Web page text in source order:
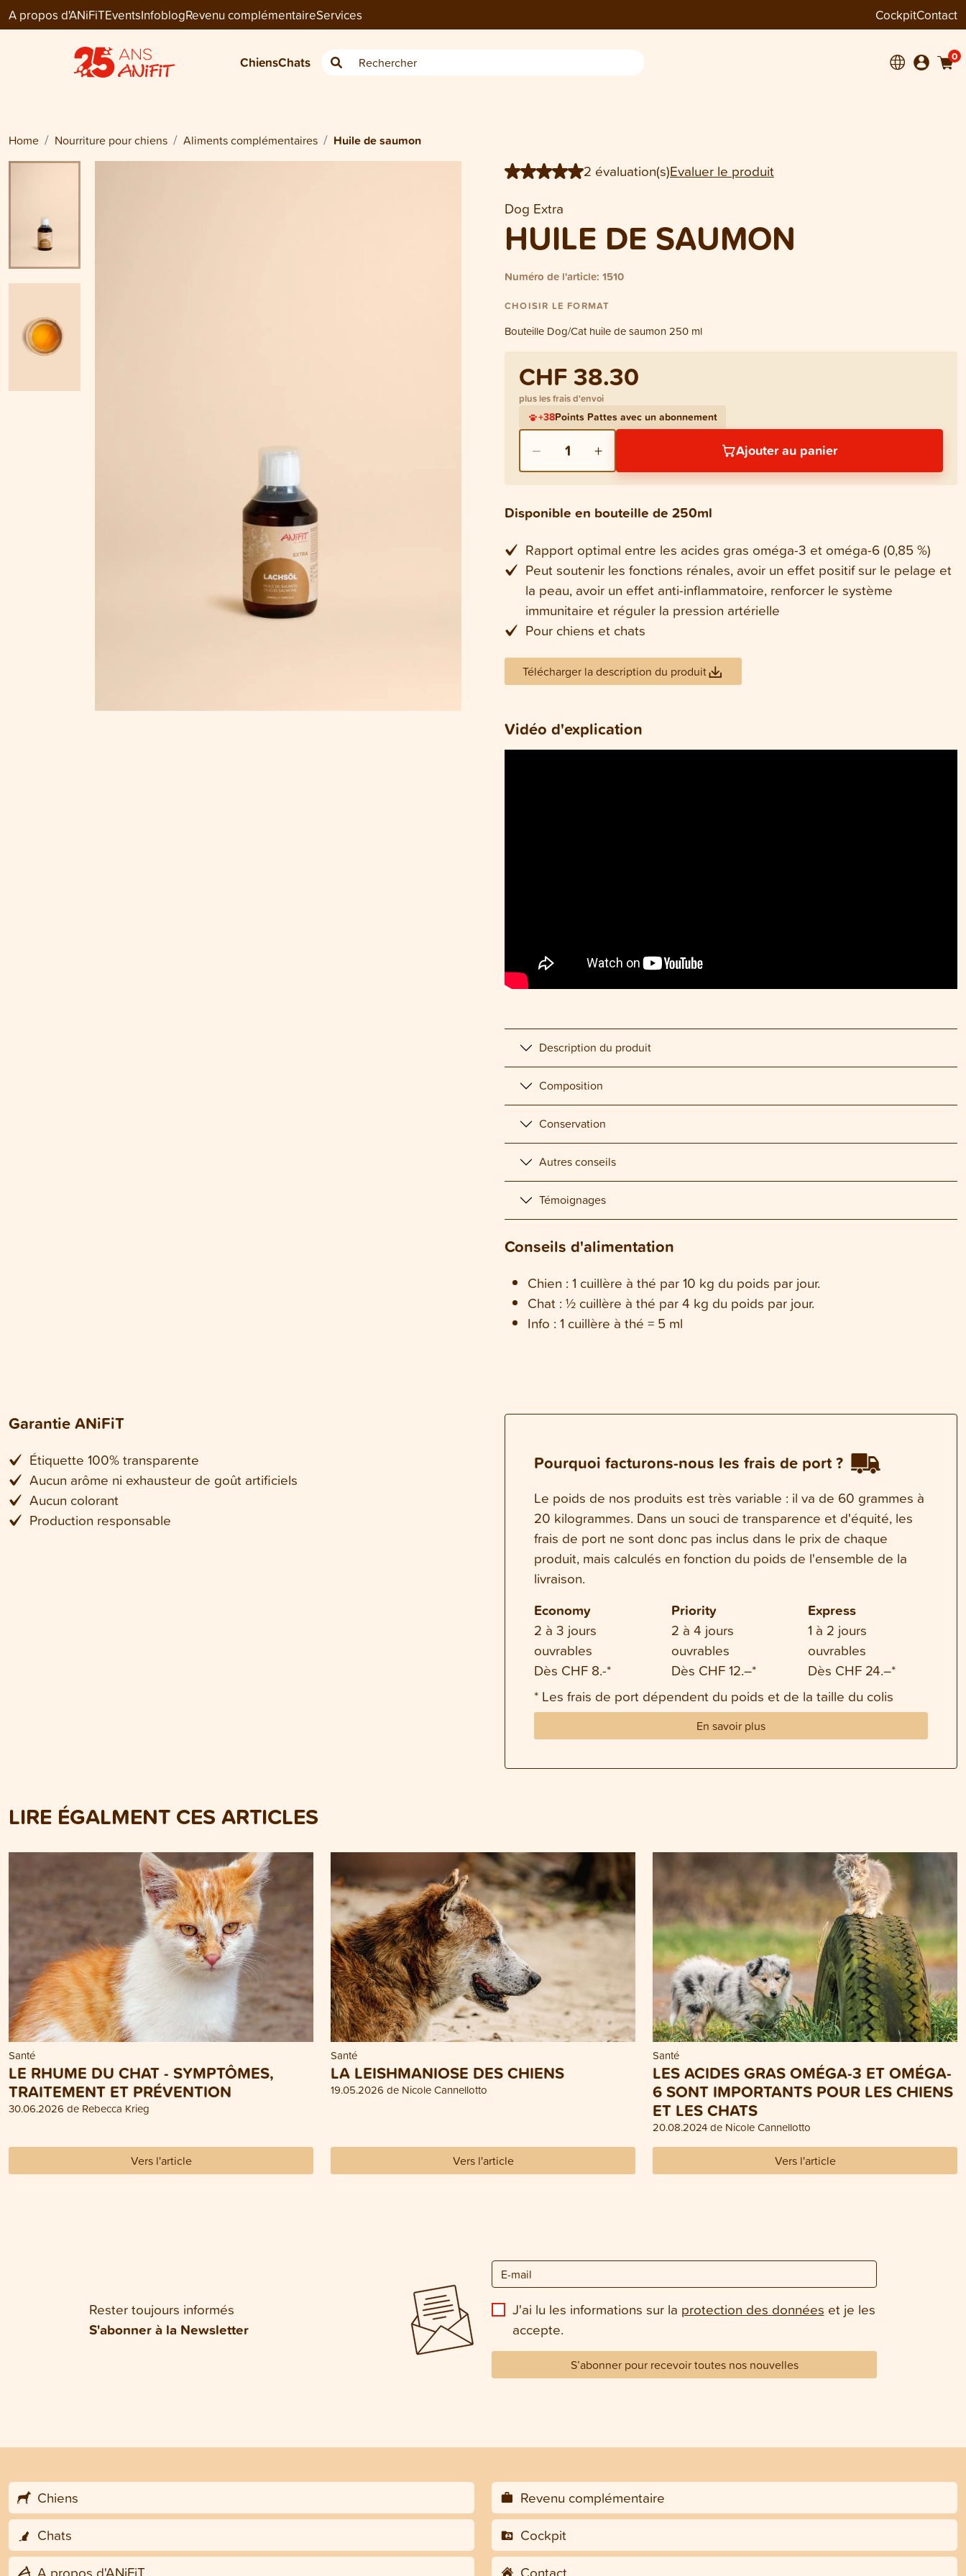
A propos d'ANiFiTEventsInfoblogRevenu complémentaireServices CockpitContact
ChiensChats 0
Dog Extra
HUILE DE SAUMON
CHF 38.30
Bouteille Dog/Cat huile de saumon 250 ml
Home Nourriture pour chiens Aliments complémentaires Huile de saumon
2 évaluation(s)Evaluer le produit
Dog Extra
HUILE DE SAUMON
Numéro de l'article: 1510
CHOISIR LE FORMAT
Bouteille Dog/Cat huile de saumon 250 ml
CHF 38.30
plus les frais d'envoi
+38Points Pattes avec un abonnement
− 1 + Ajouter au panier
Disponible en bouteille de 250ml
Rapport optimal entre les acides gras oméga-3 et oméga-6 (0,85 %)
Peut soutenir les fonctions rénales, avoir un effet positif sur le pelage et
la peau, avoir un effet anti-inflammatoire, renforcer le système
immunitaire et réguler la pression artérielle
Pour chiens et chats
Télécharger la description du produit
Vidéo d'explication
Description du produit
Composition
Conservation
Autres conseils
Témoignages
Conseils d'alimentation
Chien : 1 cuillère à thé par 10 kg du poids par jour.
Chat : ½ cuillère à thé par 4 kg du poids par jour.
Info : 1 cuillère à thé = 5 ml
Garantie ANiFiT
Étiquette 100% transparente
Aucun arôme ni exhausteur de goût artificiels
Aucun colorant
Production responsable
Pourquoi facturons-nous les frais de port ?
Le poids de nos produits est très variable : il va de 60 grammes à
20 kilogrammes. Dans un souci de transparence et d'équité, les
frais de port ne sont donc pas inclus dans le prix de chaque
produit, mais calculés en fonction du poids de l'ensemble de la
livraison.
Economy
2 à 3 jours
ouvrables
Dès CHF 8.-*
Priority
2 à 4 jours
ouvrables
Dès CHF 12.–*
Express
1 à 2 jours
ouvrables
Dès CHF 24.–*
* Les frais de port dépendent du poids et de la taille du colis
En savoir plus
LIRE ÉGALMENT CES ARTICLES
Santé
LE RHUME DU CHAT - SYMPTÔMES,
TRAITEMENT ET PRÉVENTION
30.06.2026 de Rebecca Krieg
Vers l'article
Santé
LA LEISHMANIOSE DES CHIENS
19.05.2026 de Nicole Cannellotto
Vers l'article
Santé
LES ACIDES GRAS OMÉGA-3 ET OMÉGA-
6 SONT IMPORTANTS POUR LES CHIENS
ET LES CHATS
20.08.2024 de Nicole Cannellotto
Vers l'article
Rester toujours informés
S'abonner à la Newsletter
J'ai lu les informations sur la protection des données et je les
accepte.
S’abonner pour recevoir toutes nos nouvelles
Chiens
Chats
Revenu complémentaire
Cockpit